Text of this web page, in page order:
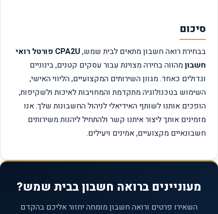
סיכום
בבחירת רואה חשבון מתאים לבית שמש,
CPA2U פורטל רואי
חשבוןמהווה בחירה מצוינת עבור עסקים קטנים, בינוניים
וגדולים כאחד. מגוון השירותים המקצועיים, הליווי האישי,
השימוש בטכנולוגיה מתקדמת והמחויבות לאיכות ולשקיפות,
הופכים אותנו לשותף האידיאלי לניהול החשבונות שלך. אנו
מזמינים אותך ליצור איתנו קשר ולהתחיל ליהנות משירותים
חשבונאיים מקצועיים, אמינים ויעילים.
מעוניינים ברואה חשבון בבית שמש?
השאירו פרטים ורואה חשבון מומחה יחזור אליכם בהקדם